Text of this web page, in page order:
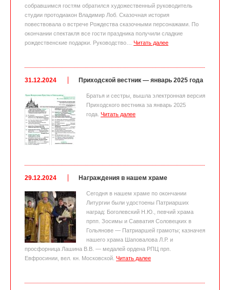
собравшимся гостям обратился художественный руководитель
студии протодиакон Владимир Лоб. Сказочная история
повествовала о встрече Рождества сказочными персонажами. По
окончании спектакля все гости праздника получили сладкие
рождественские подарки. Руководство… Читать далее
31.12.2024 Приходской вестник — январь 2025 года
Братья и сестры, вышла электронная версия
Приходского вестника за январь 2025
года. Читать далее
29.12.2024 Награждения в нашем храме
Сегодня в нашем храме по окончании
Литургии были удостоены Патриарших
наград: Боголевский Н.Ю., певчий храма
прпп. Зосимы и Савватия Соловецких в
Гольянове — Патриаршей грамоты; казначея
нашего храма Шаповалова Л.Р. и
просфорница Лашина В.В. — медалей ордена РПЦ прп.
Евфросинии, вел. кн. Московской. Читать далее